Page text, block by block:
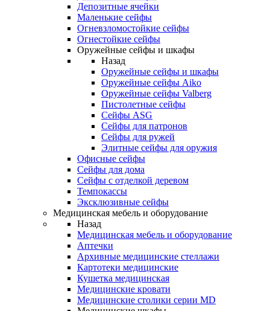
Депозитные ячейки
Маленькие сейфы
Огневзломостойкие сейфы
Огнестойкие сейфы
Оружейные сейфы и шкафы
Назад
Оружейные сейфы и шкафы
Оружейные сейфы Aiko
Оружейные сейфы Valberg
Пистолетные сейфы
Сейфы ASG
Сейфы для патронов
Сейфы для ружей
Элитные сейфы для оружия
Офисные сейфы
Сейфы для дома
Сейфы с отделкой деревом
Темпокассы
Эксклюзивные сейфы
Медицинская мебель и оборудование
Назад
Медицинская мебель и оборудование
Аптечки
Архивные медицинские стеллажи
Картотеки медицинские
Кушетка медицинская
Медицинские кровати
Медицинские столики серии MD